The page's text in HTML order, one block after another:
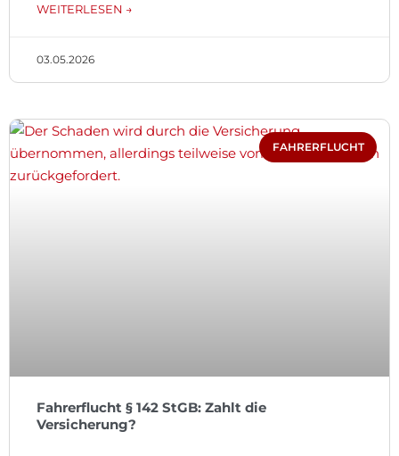
WEITERLESEN →
03.05.2026
FAHRERFLUCHT
Fahrerflucht § 142 StGB: Zahlt die
Versicherung?